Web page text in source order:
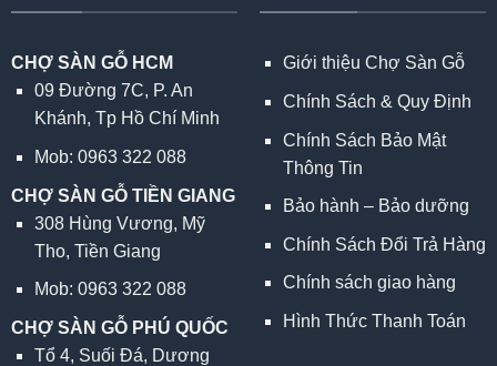
CHỢ SÀN GỖ HCM
09 Đường 7C, P. An
Khánh, Tp Hồ Chí Minh
Mob: 0963 322 088
CHỢ SÀN GỖ TIỀN GIANG
308 Hùng Vương, Mỹ
Tho, Tiền Giang
Mob: 0963 322 088
CHỢ SÀN GỖ PHÚ QUỐC
Tổ 4, Suối Đá, Dương
Giới thiệu Chợ Sàn Gỗ
Chính Sách & Quy Định
Chính Sách Bảo Mật
Thông Tin
Bảo hành – Bảo dưỡng
Chính Sách Đổi Trả Hàng
Chính sách giao hàng
Hình Thức Thanh Toán